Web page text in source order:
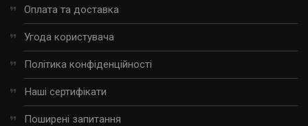
Оплата та доставка
Угода користувача
Політика конфіденційності
Наші сертифікати
Поширені запитання